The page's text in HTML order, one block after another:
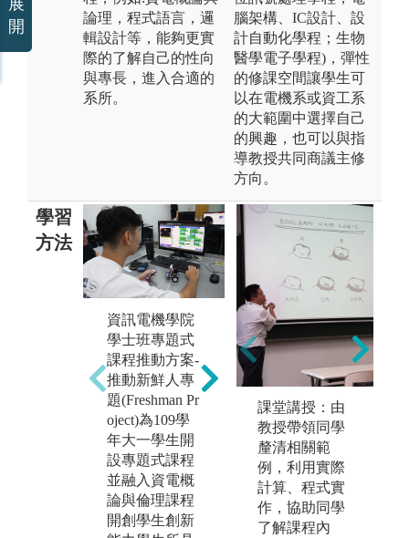
論理，程式語言，邏
輯設計等，能夠更實
際的了解自己的性向
與專長，進入合適的
系所。
腦架構、IC設計、設
計自動化學程；生物
醫學電子學程)，彈性
的修課空間讓學生可
以在電機系或資工系
的大範圍中選擇自己
的興趣，也可以與指
導教授共同商議主修
方向。
學習
方法
資訊電機學院
學士班專題式
課程推動方案-
推動新鮮人專
題(Freshman Pr
oject)為109學
年大一學生開
設專題式課程
並融入資電概
論與倫理課程
開創學生創新
1.培養學生可
依照老師的專
業領域來選擇
與自身興趣相
同的專題指導
老師。
2.藉由此專題
研究來探討更
深入的專業領
域，也可以使
用所學習之實
課堂講授：由
教授帶領同學
釐清相關範
例，利用實際
計算、程式實
作，協助同學
了解課程內
開